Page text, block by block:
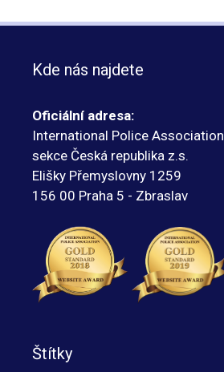
Kde nás najdete
Oficiální adresa:
International Police Association
sekce Česká republika z.s.
Elišky Přemyslovny 1259
156 00 Praha 5 - Zbraslav
Štítky